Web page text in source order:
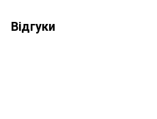
Відгуки